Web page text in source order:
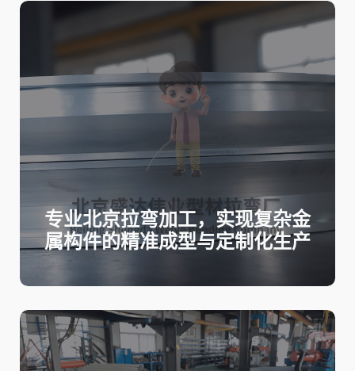
专业北京拉弯加工，实现复杂金
属构件的精准成型与定制化生产